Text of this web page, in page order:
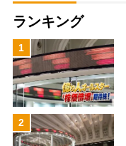
ランキング
1
2